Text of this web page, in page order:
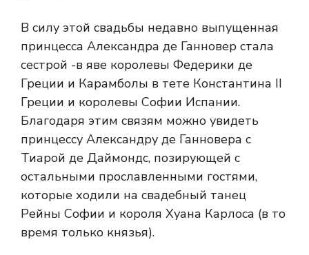
В силу этой свадьбы недавно выпущенная
принцесса Александра де Ганновер стала
сестрой -в яве королевы Федерики де
Греции и Карамболы в тете Константина II
Греции и королевы Софии Испании.
Благодаря этим связям можно увидеть
принцессу Александру де Ганновера с
Тиарой де Даймондс, позирующей с
остальными прославленными гостями,
которые ходили на свадебный танец
Рейны Софии и короля Хуана Карлоса (в то
время только князья).